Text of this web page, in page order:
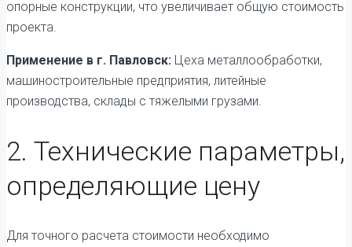
опорные конструкции, что увеличивает общую стоимость
проекта.
Применение в г. Павловск: Цеха металлообработки,
машиностроительные предприятия, литейные
производства, склады с тяжелыми грузами.
2. Технические параметры,
определяющие цену
Для точного расчета стоимости необходимо